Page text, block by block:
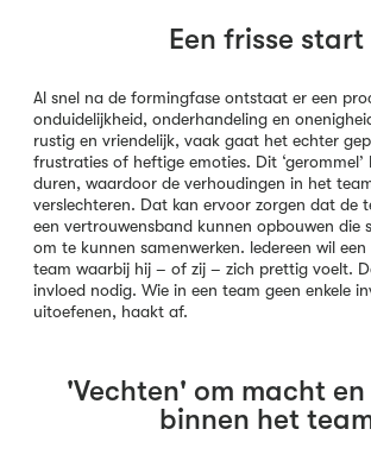
Een frisse start
Al snel na de formingfase ontstaat er een
onduidelijkheid, onderhandeling en
rustig en vriendelijk, vaak gaat het echter
frustraties of heftige emoties. Dit ‘gerommel’
duren, waardoor de verhoudingen in het
verslechteren. Dat kan ervoor zorgen dat de
een vertrouwensband kunnen opbouwen die
om te kunnen samenwerken. ledereen wil
team waarbij hij – of zij – zich prettig voelt.
invloed nodig. Wie in een team geen enkele
uitoefenen, haakt af.
'Vechten' om macht
binnen het